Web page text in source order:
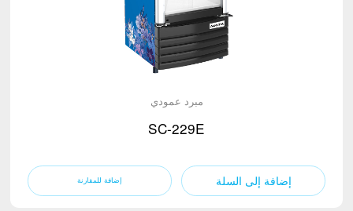
مبرد عمودي
SC-229E
إضافة إلى السلة